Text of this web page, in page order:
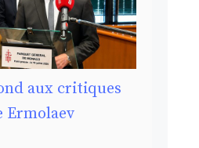
aux critiques
Ermolaev